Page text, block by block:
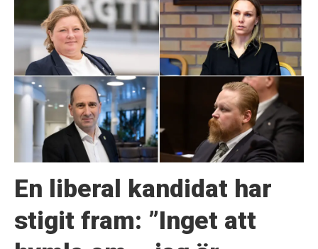
En liberal kandidat har
stigit fram: ”Inget att